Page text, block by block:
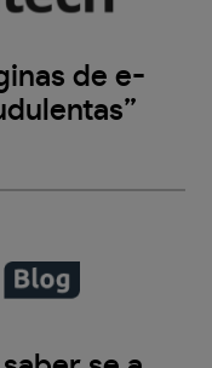
de e-